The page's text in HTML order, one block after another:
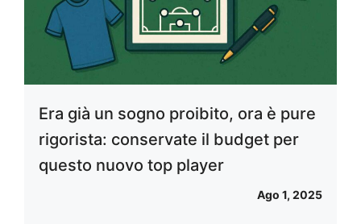
Era già un sogno proibito, ora è pure
rigorista: conservate il budget per
questo nuovo top player
Ago 1, 2025